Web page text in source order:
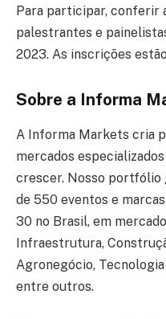
Para participar, conferir
palestrantes e
2023. As inscrições
Sobre a Informa
A Informa Markets cria
mercados
crescer. Nosso portfólio
de 550 eventos e
30 no Brasil, em
Infraestrutura,
Agronegócio,
entre outros.